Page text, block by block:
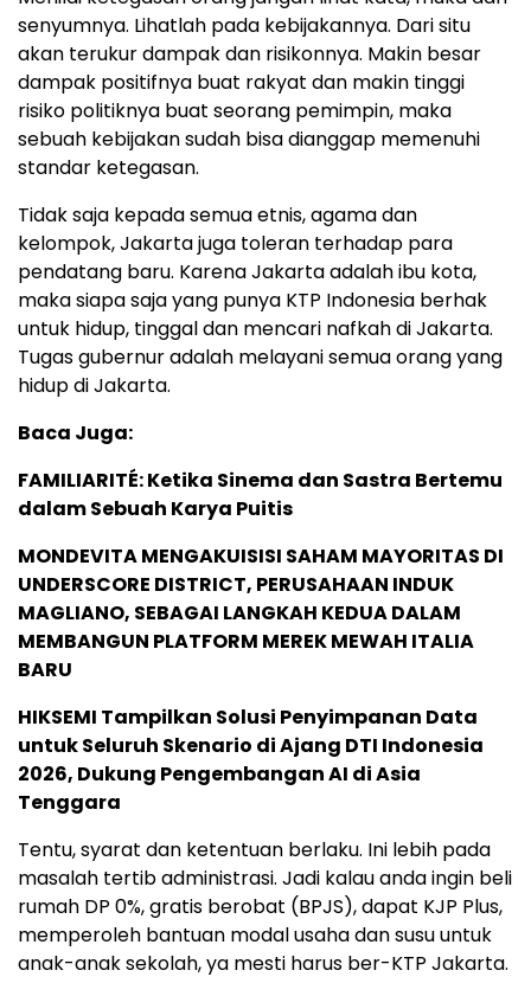
senyumnya. Lihatlah pada kebijakannya. Dari situ
akan terukur dampak dan risikonnya. Makin besar
dampak positifnya buat rakyat dan makin tinggi
risiko politiknya buat seorang pemimpin, maka
sebuah kebijakan sudah bisa dianggap memenuhi
standar ketegasan.
Tidak saja kepada semua etnis, agama dan
kelompok, Jakarta juga toleran terhadap para
pendatang baru. Karena Jakarta adalah ibu kota,
maka siapa saja yang punya KTP Indonesia berhak
untuk hidup, tinggal dan mencari nafkah di Jakarta.
Tugas gubernur adalah melayani semua orang yang
hidup di Jakarta.
Baca Juga:
FAMILIARITÉ: Ketika Sinema dan Sastra Bertemu
dalam Sebuah Karya Puitis
MONDEVITA MENGAKUISISI SAHAM MAYORITAS DI
UNDERSCORE DISTRICT, PERUSAHAAN INDUK
MAGLIANO, SEBAGAI LANGKAH KEDUA DALAM
MEMBANGUN PLATFORM MEREK MEWAH ITALIA
BARU
HIKSEMI Tampilkan Solusi Penyimpanan Data
untuk Seluruh Skenario di Ajang DTI Indonesia
2026, Dukung Pengembangan AI di Asia
Tenggara
Tentu, syarat dan ketentuan berlaku. Ini lebih pada
masalah tertib administrasi. Jadi kalau anda ingin beli
rumah DP 0%, gratis berobat (BPJS), dapat KJP Plus,
memperoleh bantuan modal usaha dan susu untuk
anak-anak sekolah, ya mesti harus ber-KTP Jakarta.